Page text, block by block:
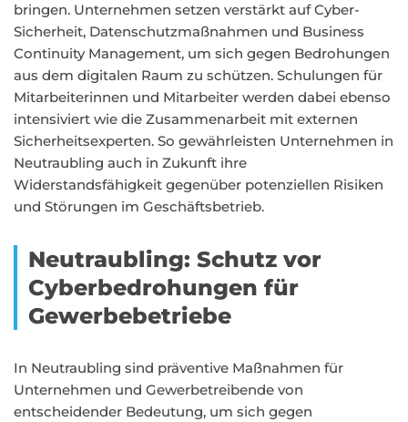
bringen. Unternehmen setzen verstärkt auf Cyber-
Sicherheit, Datenschutzmaßnahmen und Business
Continuity Management, um sich gegen Bedrohungen
aus dem digitalen Raum zu schützen. Schulungen für
Mitarbeiterinnen und Mitarbeiter werden dabei ebenso
intensiviert wie die Zusammenarbeit mit externen
Sicherheitsexperten. So gewährleisten Unternehmen in
Neutraubling auch in Zukunft ihre
Widerstandsfähigkeit gegenüber potenziellen Risiken
und Störungen im Geschäftsbetrieb.
Neutraubling: Schutz vor
Cyberbedrohungen für
Gewerbebetriebe
In Neutraubling sind präventive Maßnahmen für
Unternehmen und Gewerbetreibende von
entscheidender Bedeutung, um sich gegen